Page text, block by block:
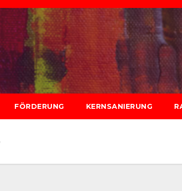
FÖRDERUNG KERNSANIERUNG